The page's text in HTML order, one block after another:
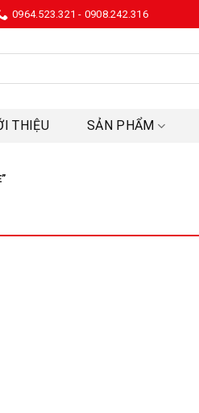
0964.523.321 - 0908.242.316
THIỆU SẢN PHẨM